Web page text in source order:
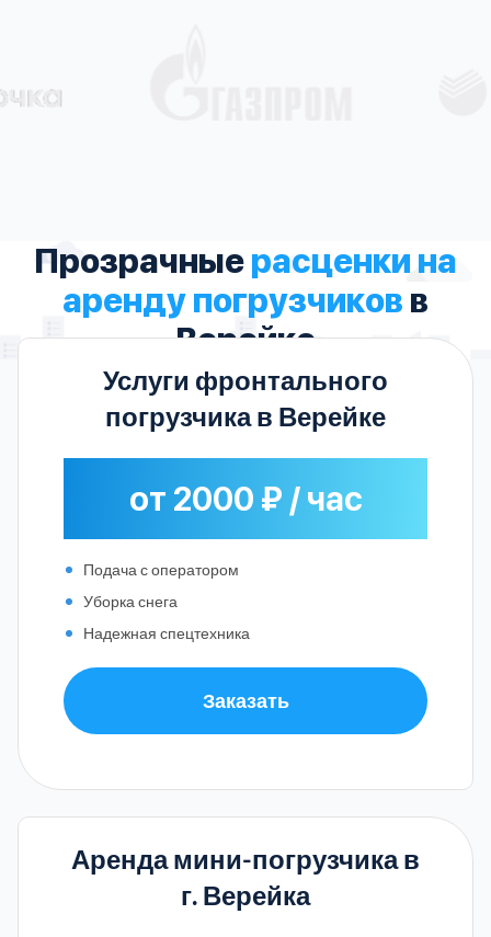
Прозрачныерасценки на
аренду погрузчиков в
Верейке
Услуги фронтального
погрузчика в Верейке
от 2000 ₽ / час
Подача с оператором
Уборка снега
Надежная спецтехника
Заказать
Аренда мини-погрузчика в
г. Верейка